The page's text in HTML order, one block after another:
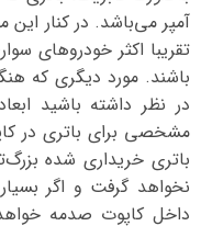
در نظر داشته باشید
مشخصی برای باتری در
باتری خریداری شده
نخواهد گرفت و اگر
داخل کاپوت صدمه